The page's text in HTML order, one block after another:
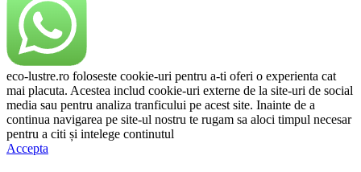
eco-lustre.ro foloseste cookie-uri pentru a-ti oferi o experienta cat
mai placuta. Acestea includ cookie-uri externe de la site-uri de social
media sau pentru analiza tranficului pe acest site. Inainte de a
continua navigarea pe site-ul nostru te rugam sa aloci timpul necesar
pentru a citi și intelege continutul
Accepta